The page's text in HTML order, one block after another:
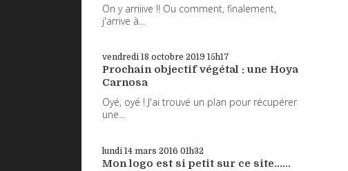
On y arriiive !! Ou comment, finalement,
j'arrive à...
vendredi 18 octobre 2019 15h17
Prochain objectif végétal : une Hoya
Carnosa
Oyé, oyé ! J'ai trouvé un plan pour récupérer
une...
lundi 14 mars 2016 01h32
Mon logo est si petit sur ce site......